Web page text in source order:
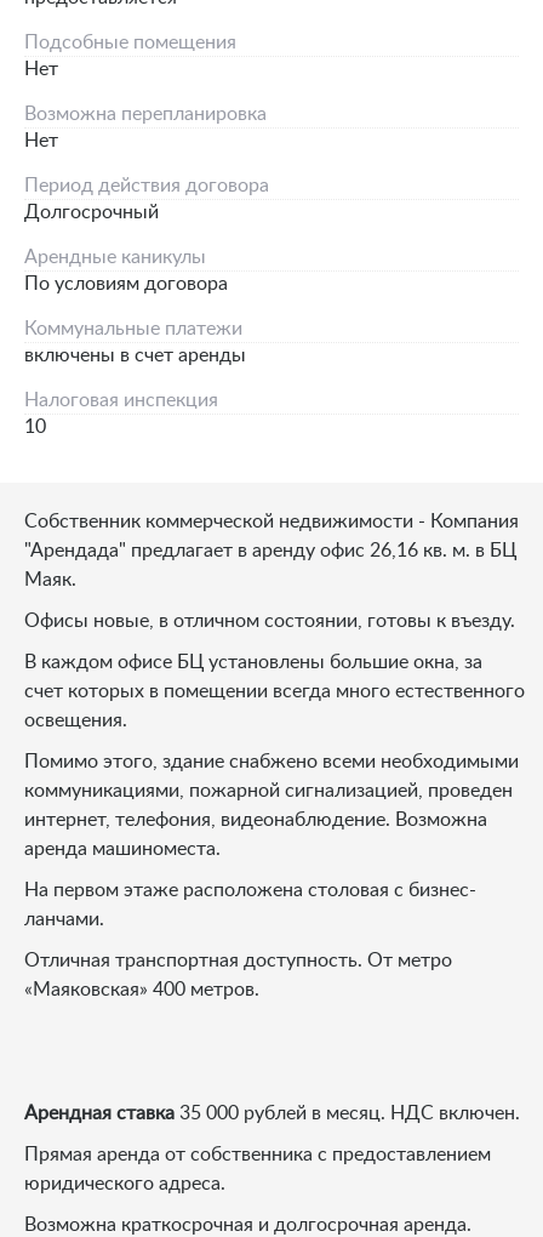
Подсобные помещения
Нет
Возможна перепланировка
Нет
Период действия договора
Долгосрочный
Арендные каникулы
По условиям договора
Коммунальные платежи
включены в счет аренды
Налоговая инспекция
10
Собственник коммерческой недвижимости - Компания
"Арендада" предлагает в аренду офис 26,16 кв. м. в БЦ
Маяк.
Офисы новые, в отличном состоянии, готовы к въезду.
В каждом офисе БЦ установлены большие окна, за
счет которых в помещении всегда много естественного
освещения.
Помимо этого, здание снабжено всеми необходимыми
коммуникациями, пожарной сигнализацией, проведен
интернет, телефония, видеонаблюдение. Возможна
аренда машиноместа.
На первом этаже расположена столовая с бизнес-
ланчами.
Отличная транспортная доступность. От метро
«Маяковская» 400 метров.
Арендная ставка 35 000 рублей в месяц. НДС включен.
Прямая аренда от собственника с предоставлением
юридического адреса.
Возможна краткосрочная и долгосрочная аренда.